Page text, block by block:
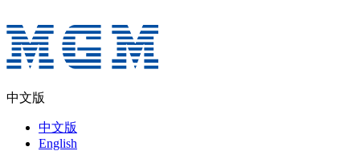
中文版
中文版
English